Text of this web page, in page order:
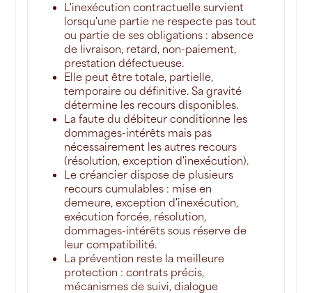
L'inexécution contractuelle survient
lorsqu'une partie ne respecte pas tout
ou partie de ses obligations : absence
de livraison, retard, non-paiement,
prestation défectueuse.
Elle peut être totale, partielle,
temporaire ou définitive. Sa gravité
détermine les recours disponibles.
La faute du débiteur conditionne les
dommages-intérêts mais pas
nécessairement les autres recours
(résolution, exception d'inexécution).
Le créancier dispose de plusieurs
recours cumulables : mise en
demeure, exception d'inexécution,
exécution forcée, résolution,
dommages-intérêts sous réserve de
leur compatibilité.
La prévention reste la meilleure
protection : contrats précis,
mécanismes de suivi, dialogue